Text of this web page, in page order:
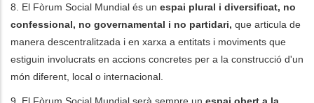
8. El Fòrum Social Mundial és un espai plural i diversificat, no
confessional, no governamental i no partidari, que articula de
manera descentralitzada i en xarxa a entitats i moviments que
estiguin involucrats en accions concretes per a la construcció d'un
món diferent, local o internacional.
9. El Fòrum Social Mundial serà sempre un espai obert a la